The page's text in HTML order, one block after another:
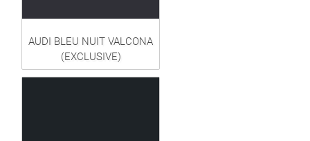
AUDI BLEU NUIT VALCONA
(EXCLUSIVE)